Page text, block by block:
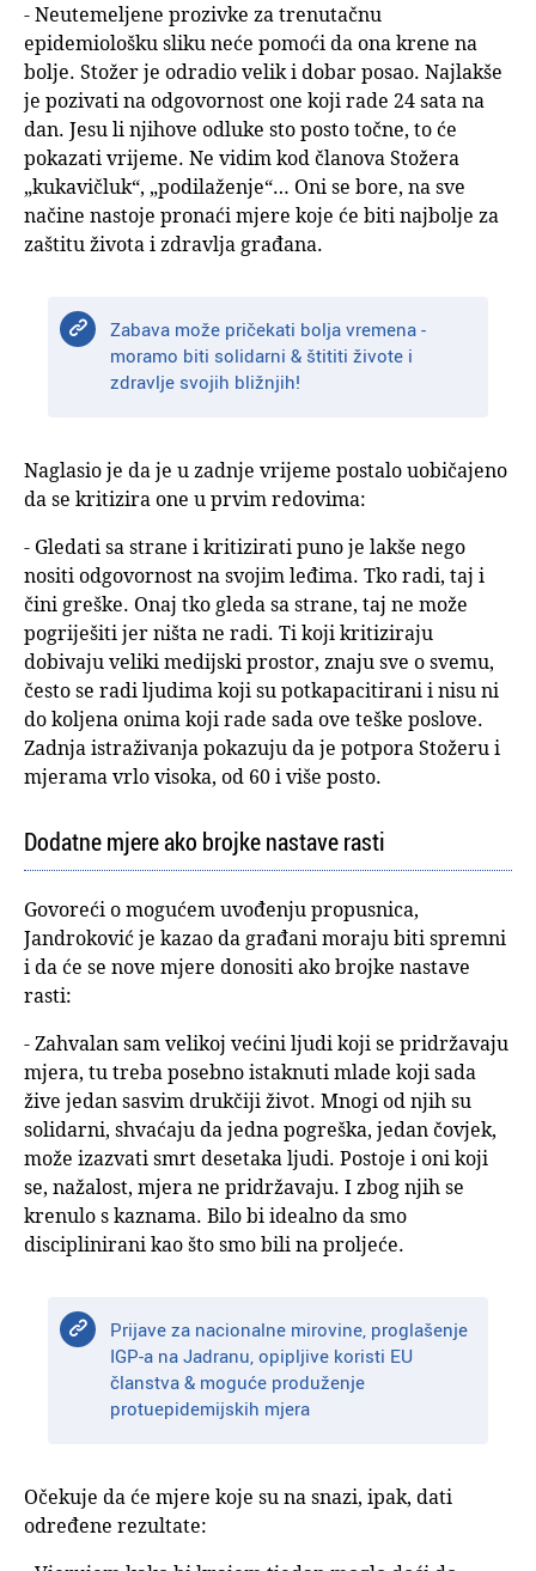
- Neutemeljene prozivke za trenutačnu
epidemiološku sliku neće pomoći da ona krene na
bolje. Stožer je odradio velik i dobar posao. Najlakše
je pozivati na odgovornost one koji rade 24 sata na
dan. Jesu li njihove odluke sto posto točne, to će
pokazati vrijeme. Ne vidim kod članova Stožera
„kukavičluk“, „podilaženje“… Oni se bore, na sve
načine nastoje pronaći mjere koje će biti najbolje za
zaštitu života i zdravlja građana.
Zabava može pričekati bolja vremena -
moramo biti solidarni & štititi živote i
zdravlje svojih bližnjih!
Naglasio je da je u zadnje vrijeme postalo uobičajeno
da se kritizira one u prvim redovima:
- Gledati sa strane i kritizirati puno je lakše nego
nositi odgovornost na svojim leđima. Tko radi, taj i
čini greške. Onaj tko gleda sa strane, taj ne može
pogriješiti jer ništa ne radi. Ti koji kritiziraju
dobivaju veliki medijski prostor, znaju sve o svemu,
često se radi ljudima koji su potkapacitirani i nisu ni
do koljena onima koji rade sada ove teške poslove.
Zadnja istraživanja pokazuju da je potpora Stožeru i
mjerama vrlo visoka, od 60 i više posto.
Dodatne mjere ako brojke nastave rasti
Govoreći o mogućem uvođenju propusnica,
Jandroković je kazao da građani moraju biti spremni
i da će se nove mjere donositi ako brojke nastave
rasti:
- Zahvalan sam velikoj većini ljudi koji se pridržavaju
mjera, tu treba posebno istaknuti mlade koji sada
žive jedan sasvim drukčiji život. Mnogi od njih su
solidarni, shvaćaju da jedna pogreška, jedan čovjek,
može izazvati smrt desetaka ljudi. Postoje i oni koji
se, nažalost, mjera ne pridržavaju. I zbog njih se
krenulo s kaznama. Bilo bi idealno da smo
disciplinirani kao što smo bili na proljeće.
Prijave za nacionalne mirovine, proglašenje
IGP-a na Jadranu, opipljive koristi EU
članstva & moguće produženje
protuepidemijskih mjera
Očekuje da će mjere koje su na snazi, ipak, dati
određene rezultate: